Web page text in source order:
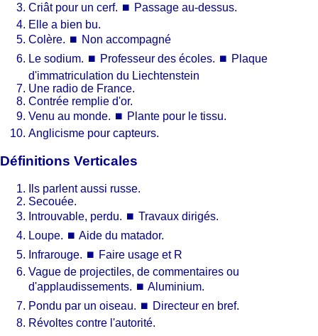
Criât pour un cerf. ⏹ Passage au-dessus.
Elle a bien bu.
Colère. ⏹ Non accompagné
Le sodium. ⏹ Professeur des écoles. ⏹ Plaque
d'immatriculation du Liechtenstein
Une radio de France.
Contrée remplie d'or.
Venu au monde. ⏹ Plante pour le tissu.
Anglicisme pour capteurs.
Définitions Verticales
Ils parlent aussi russe.
Secouée.
Introuvable, perdu. ⏹ Travaux dirigés.
Loupe. ⏹ Aide du matador.
Infrarouge. ⏹ Faire usage et R
Vague de projectiles, de commentaires ou
d'applaudissements. ⏹ Aluminium.
Pondu par un oiseau. ⏹ Directeur en bref.
Révoltes contre l'autorité.